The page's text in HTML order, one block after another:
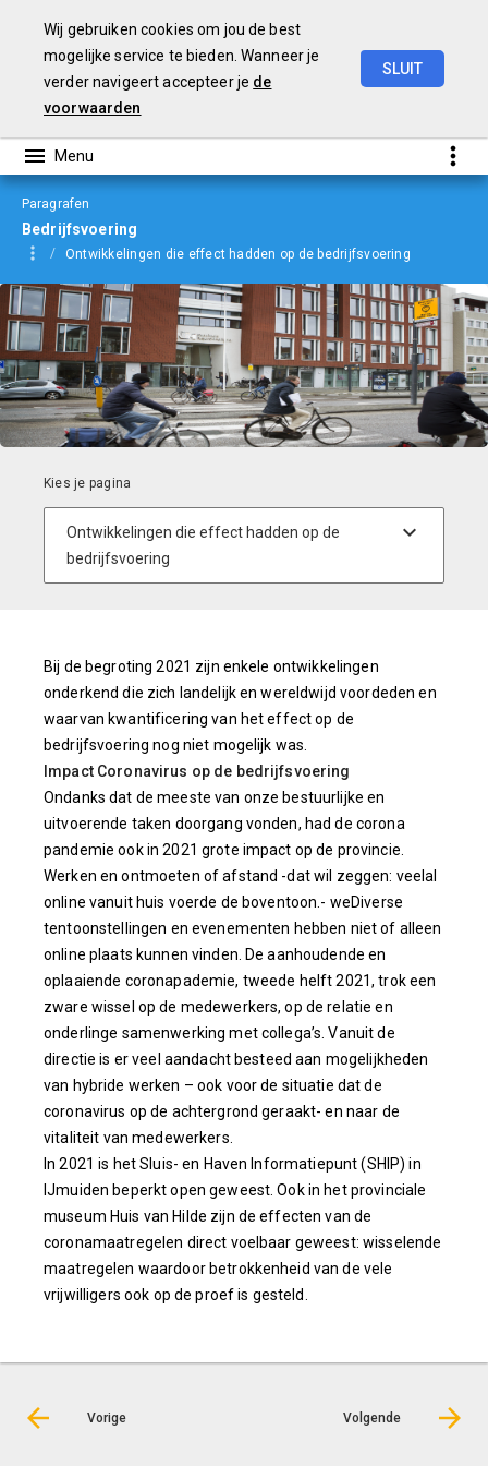
Wij gebruiken cookies om jou de best
mogelijke service te bieden. Wanneer je
verder navigeert accepteer je de
voorwaarden
SLUIT
Paragrafen
Bedrijfsvoering
Ontwikkelingen die effect hadden op de bedrijfsvoering
Bij de begroting 2021 zijn enkele ontwikkelingen
onderkend die zich landelijk en wereldwijd voordeden en
waarvan kwantificering van het effect op de
bedrijfsvoering nog niet mogelijk was.
Impact Coronavirus op de bedrijfsvoering
Ondanks dat de meeste van onze bestuurlijke en
uitvoerende taken doorgang vonden, had de corona
pandemie ook in 2021 grote impact op de provincie.
Werken en ontmoeten of afstand -dat wil zeggen: veelal
online vanuit huis voerde de boventoon.- weDiverse
tentoonstellingen en evenementen hebben niet of alleen
online plaats kunnen vinden. De aanhoudende en
oplaaiende coronapademie, tweede helft 2021, trok een
zware wissel op de medewerkers, op de relatie en
onderlinge samenwerking met collega’s. Vanuit de
directie is er veel aandacht besteed aan mogelijkheden
van hybride werken – ook voor de situatie dat de
coronavirus op de achtergrond geraakt- en naar de
vitaliteit van medewerkers.
In 2021 is het Sluis- en Haven Informatiepunt (SHIP) in
IJmuiden beperkt open geweest. Ook in het provinciale
museum Huis van Hilde zijn de effecten van de
coronamaatregelen direct voelbaar geweest: wisselende
maatregelen waardoor betrokkenheid van de vele
vrijwilligers ook op de proef is gesteld.
Vorige Volgende